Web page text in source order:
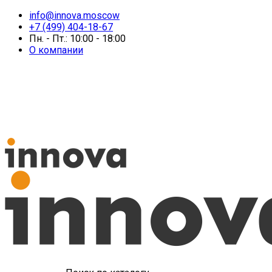
info@innova.moscow
+7 (499) 404-18-67
Пн. - Пт.: 10:00 - 18:00
О компании